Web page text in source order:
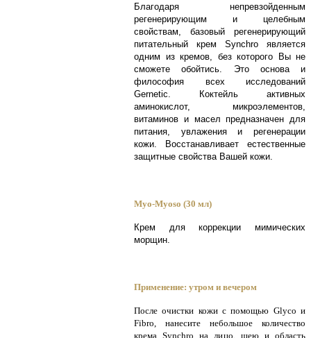
Благодаря непревзойденным
регенерирующим и целебным
свойствам, базовый регенерирующий
питательный крем Synchro является
одним из кремов, без которого Вы не
сможете обойтись. Это основа и
философия всех исследований
Gernetic. Коктейль активных
аминокислот, микроэлементов,
витаминов и масел предназначен для
питания, увлажения и регенерации
кожи. Восстанавливает естественные
защитные свойства Вашей кожи
Myo-Myoso (30 мл)
Крем для коррекции мимических
морщин.
Применение: утром и вечером
После очистки кожи с помощью Glyco и
Fibro, нанесите небольшое количество
крема Synchro на лицо, шею и область